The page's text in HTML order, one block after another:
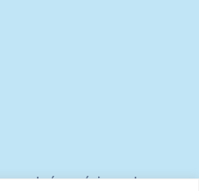
równościowych